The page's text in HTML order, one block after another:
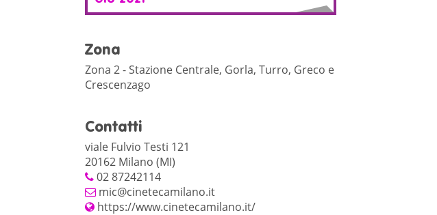
Zona
Zona 2 - Stazione Centrale, Gorla, Turro, Greco e
Crescenzago
Contatti
viale Fulvio Testi 121
20162 Milano (MI)
02 87242114
mic@cinetecamilano.it
https://www.cinetecamilano.it/